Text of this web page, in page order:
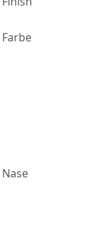
Farbe
Nase